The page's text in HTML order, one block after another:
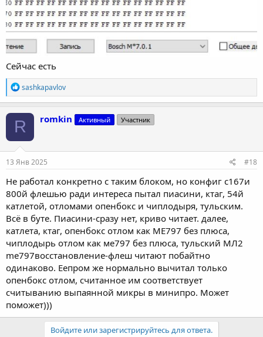
Сейчас есть
Р
е
а
к
ц
и
и
:
sashkapavlov
R romkin Активный Участник
13 Янв 2025 #18
Не работал конкретно с таким блоком, но конфиг с167и
800й флешью ради интереса пытал пиасини, ктаг, 54й
катлетой, отломами опенбокс и чиплодыря, тульским.
Всё в буте. Пиасини-сразу нет, криво читает. далее,
катлета, ктаг, опенбокс отлом как МЕ797 без плюса,
чиплодырь отлом как ме797 без плюса, тульский МЛ2
me797восстановление-флеш читают побайтно
одинаково. Еепром же нормально вычитал только
опенбокс отлом, считанное им соответствует
считыванию выпаянной микры в минипро. Может
поможет)))
Войдите или зарегистрируйтесь для ответа.